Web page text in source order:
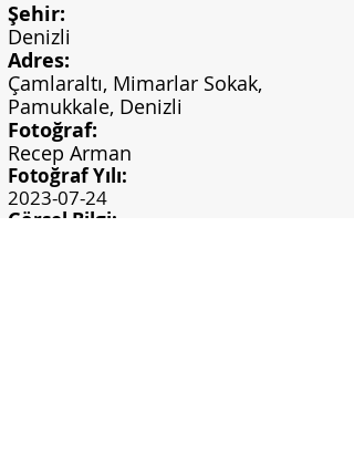
Şehir:
Denizli
Adres:
Çamlaraltı, Mimarlar Sokak,
Pamukkale, Denizli
Fotoğraf:
Recep Arman
Fotoğraf Yılı:
2023-07-24
Görsel Bilgi: